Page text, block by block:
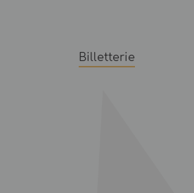
Billetterie